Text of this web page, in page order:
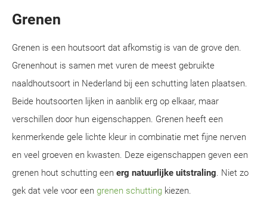
Grenen
Grenen is een houtsoort dat afkomstig is van de grove den.
Grenenhout is samen met vuren de meest gebruikte
naaldhoutsoort in Nederland bij een schutting laten plaatsen.
Beide houtsoorten lijken in aanblik erg op elkaar, maar
verschillen door hun eigenschappen. Grenen heeft een
kenmerkende gele lichte kleur in combinatie met fijne nerven
en veel groeven en kwasten. Deze eigenschappen geven een
grenen hout schutting een erg natuurlijke uitstraling. Niet zo
gek dat vele voor een grenen schutting kiezen.